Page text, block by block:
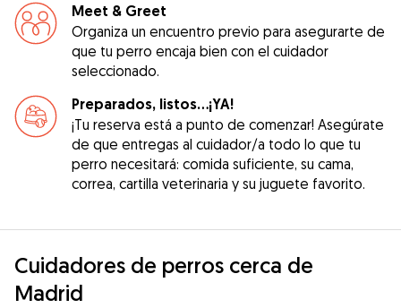
Meet & Greet
Organiza un encuentro previo para asegurarte de
que tu perro encaja bien con el cuidador
seleccionado.
Preparados, listos...¡YA!
¡Tu reserva está a punto de comenzar! Asegúrate
de que entregas al cuidador/a todo lo que tu
perro necesitará: comida suficiente, su cama,
correa, cartilla veterinaria y su juguete favorito.
Cuidadores de perros cerca de
Madrid